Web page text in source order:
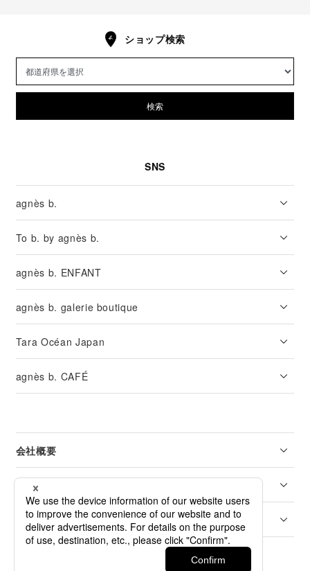
ショップ検索
検索
SNS
agnès b.
To b. by agnès b.
agnès b. ENFANT
agnès b. galerie boutique
Tara Océan Japan
agnès b. CAFÉ
会社概要
リーガル
カスタマーサービス